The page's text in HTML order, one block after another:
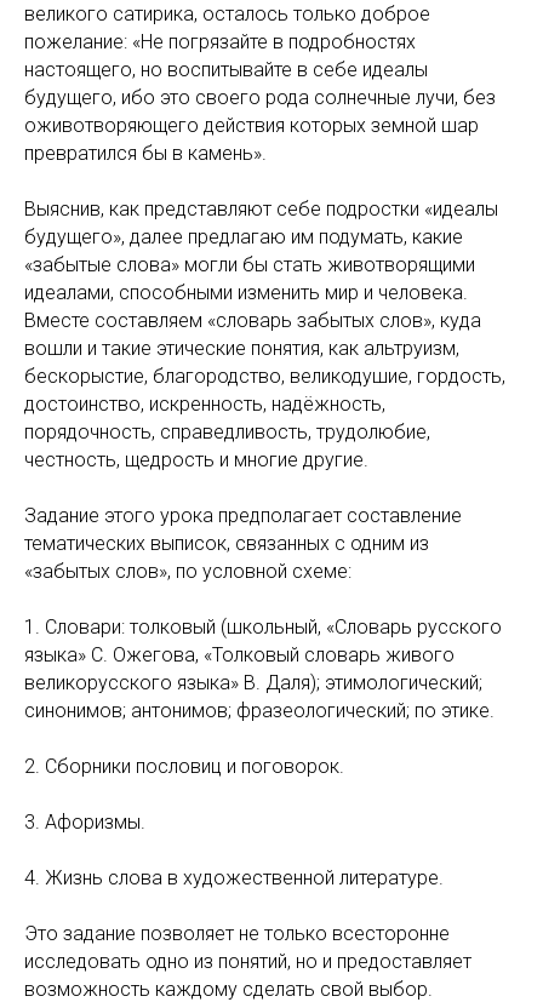
великого сатирика, осталось только доброе
пожелание: «Не погрязайте в подробностях
настоящего, но воспитывайте в себе идеалы
будущего, ибо это своего рода солнечные лучи, без
оживотворяющего действия которых земной шар
превратился бы в камень».
Выяснив, как представляют себе подростки «идеалы
будущего», далее предлагаю им подумать, какие
«забытые слова» могли бы стать животворящими
идеалами, способными изменить мир и человека.
Вместе составляем «словарь забытых слов», куда
вошли и такие этические понятия, как альтруизм,
бескорыстие, благородство, великодушие, гордость,
достоинство, искренность, надёжность,
порядочность, справедливость, трудолюбие,
честность, щедрость и многие другие.
Задание этого урока предполагает составление
тематических выписок, связанных с одним из
«забытых слов», по условной схеме:
1. Словари: толковый (школьный, «Словарь русского
языка» С. Ожегова, «Толковый словарь живого
великорусского языка» В. Даля); этимологический;
синонимов; антонимов; фразеологический; по этике.
2. Сборники пословиц и поговорок.
3. Афоризмы.
4. Жизнь слова в художественной литературе.
Это задание позволяет не только всесторонне
исследовать одно из понятий, но и предоставляет
возможность каждому сделать свой выбор.